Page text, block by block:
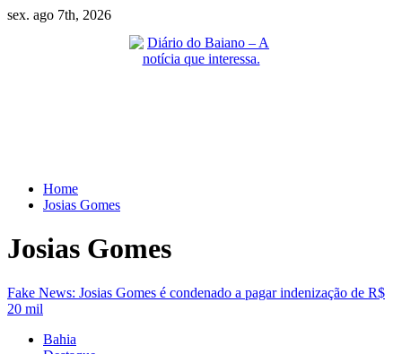
Skip
sex. ago 7th, 2026
Home
Josias Gomes
Josias Gomes
Fake News: Josias Gomes é condenado a pagar indenização de R$
20 mil
Bahia